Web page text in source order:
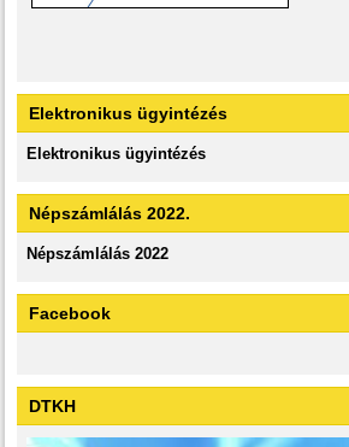
Elektronikus ügyintézés
Elektronikus ügyintézés
Népszámlálás 2022.
Népszámlálás 2022
Facebook
DTKH